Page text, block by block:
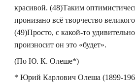
красивой. (48)Таким
пронизано всё творчество
(49)Просто, с какой-то
произносит он это «будет».
(По Ю. К. Олеше*)
* Юрий Карлович Олеша (1899-